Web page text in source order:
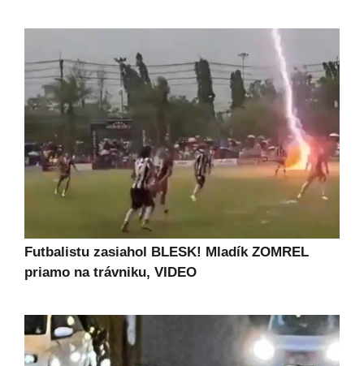
Futbalistu zasiahol BLESK! Mladík ZOMREL
priamo na trávniku, VIDEO